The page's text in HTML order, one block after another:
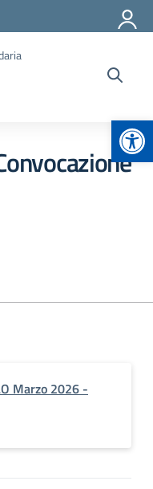
Marzo 2026 -